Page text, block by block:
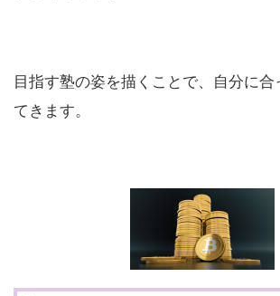
目指す塾の姿を描くことで、自分に合
てきます。